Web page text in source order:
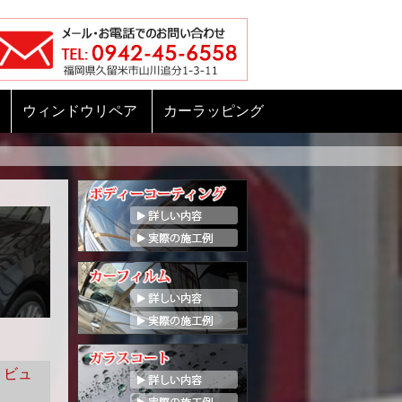
ウィンドウリペア カーラッピング
ュ